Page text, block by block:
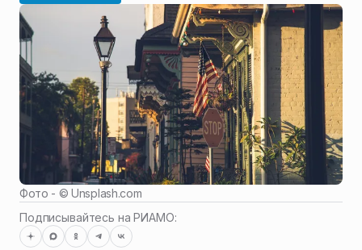
Фото - ©Unsplash.com
Подписывайтесь на РИАМО: